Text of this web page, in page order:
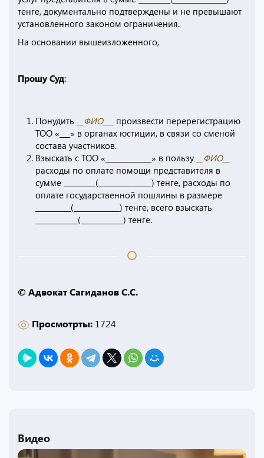
тенге, документально подтверждены и не превышают
установленного законом ограничения.
На основании вышеизложенного,
Прошу Суд:
Понудить __ФИО___
произвести перерегистрацию
ТОО «___» в органах юстиции, в связи со сменой
состава участников.
Взыскать с ТОО «_____________» в пользу
__ФИО__
расходы по оплате помощи представителя в
сумме _________(_______________) тенге, расходы по
оплате государственной пошлины в размере
__________(_____________) тенге, всего взыскать
____________(____________) тенге.
© Адвокат Сагиданов С.С.
Просмотрты: 1724
Видео